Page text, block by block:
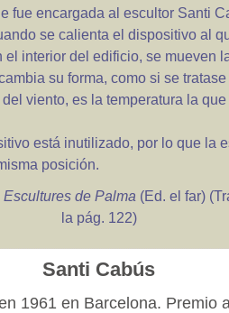
fue encargada al escultor Santi
se calienta el dispositivo al
el interior del edificio, se mueven
su forma, como si se
viento, es la temperatura la
está inutilizado, por lo que la
posición.
Escultures de Palma (Ed. el far)
la pág. 122)
Santi Cabús
1961 en Barcelona. Premio